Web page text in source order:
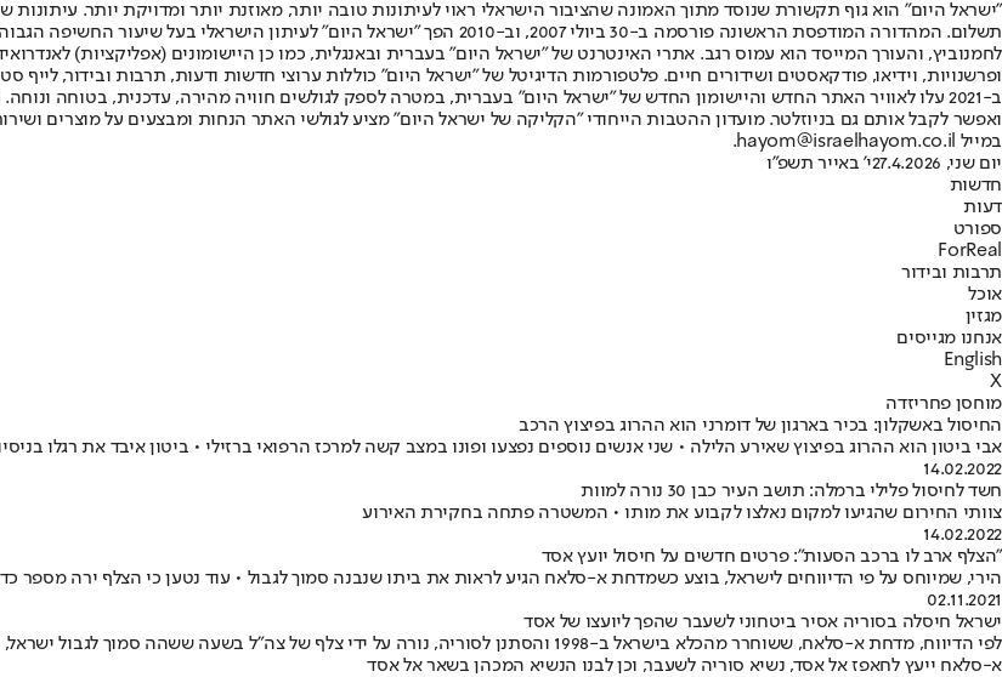
"ישראל היום" הוא גוף תקשורת שנוסד מתוך האמונה שהציבור הישראלי ראוי לעיתונות טובה יותר, מאוזנת יותר ומדויקת יותר.
תשלום. המהדורה המודפסת הראשונה פורסמה ב-30 ביולי 2007, וב-2010 הפך "ישראל היום"
ופרשנויות, וידיאו, פודקאסטים ושידורים חיים. פלטפורמות הדיגיטל של "ישראל היום" כוללות ערוצי חדשות ודעות, תרבות ובידור, לייף
ב-2021 עלו לאוויר האתר החדש והיישומון החדש של "ישראל היום" בעברית, במטרה לספק לגולשים חוויה מהירה, עדכנית, בטוחה
ואפשר לקבל אותם גם בניוזלטר. מועדון ההטבות הייחודי "הקליקה של ישראל היום" מציע לגולשי האתר הנחות ומבצעים על מוצרים
במייל hayom@israelhayom.co.il.
יום שני, 27.4.2026
י' באייר תשפ"ו
חדשות
דעות
ספורט
ForReal
תרבות ובידור
אוכל
מגזין
אנחנו מגייסים
English
X
מוחסן פחריזדה
החיסול באשקלון: בכיר בארגון של דומרני הוא ההרוג בפיצוץ הרכב
אבי ביטון הוא ההרוג בפיצוץ שאירע הלילה • שני אנשים נוספים נפצעו ופונו במצב קשה למרכז הרפואי ברזילי • ביטון איבד את רגלו
14.02.2022
חשד לחיסול פלילי ברמלה: תושב העיר כבן 30 נורה למוות
צוותי החירום שהגיעו למקום נאלצו לקבוע את מותו • המשטרה פתחה בחקירת האירוע
14.02.2022
"הצלף ארב לו ברכב הסעות": פרטים חדשים על חיסול יועץ אסד
הירי, שמיוחס על פי הדיווחים לישראל, בוצע כשמדחת א-סלאח הגיע לראות את ביתו שנבנה סמוך לגבול • עוד נטען כי הצלף ירה מספר
02.11.2021
ישראל חיסלה בסוריה אסיר ביטחוני לשעבר שהפך ליועצו של אסד
לפי הדיווח, מדחת א-סלאח, ששוחרר מהכלא בישראל ב-1998 והסתנן לסוריה, נורה על ידי צלף של
א-סלאח ייעץ לחאפז אל אסד, נשיא סוריה לשעבר, וכן לבנו הנשיא המכהן בשאר אל אסד